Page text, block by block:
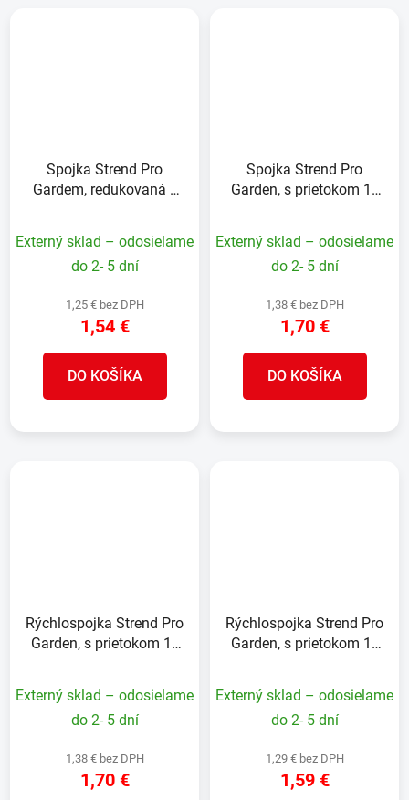
Spojka Strend Pro
Gardem, redukovaná z
Externý sklad – odosielame
do 2- 5 dní
1,25 € bez DPH
1,54 €
DO KOŠÍKA
Spojka Strend Pro
Garden, s prietokom 1",
Externý sklad – odosielame
do 2- 5 dní
1,38 € bez DPH
1,70 €
DO KOŠÍKA
Rýchlospojka Strend Pro
Garden, s prietokom 1",
Externý sklad – odosielame
do 2- 5 dní
1,38 € bez DPH
1,70 €
Rýchlospojka Strend Pro
Garden, s prietokom 1",
Externý sklad – odosielame
do 2- 5 dní
1,29 € bez DPH
1,59 €